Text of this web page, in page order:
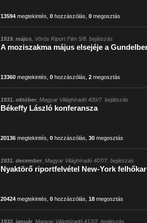
13594 megtekintés ,0 hozzászólás ,0 megosztás
1919. május , Vörös Riport Film 5/8. bejátszás
A moziszakma május elsejéje a
13360 megtekintés ,0 hozzászólás ,2 megosztás
1931. október, Magyar Világhíradó 400/7. bejátszás
Békeffy László konferansza
20136 megtekintés ,0 hozzászólás ,30 megosztás
1931. december, Magyar Világhíradó 407/7. bejátszás
Nyaktörő riportfelvétel New-York
20424 megtekintés ,0 hozzászólás ,18 megosztás
1932. január, Magyar Világhíradó 412/2. bejátszás